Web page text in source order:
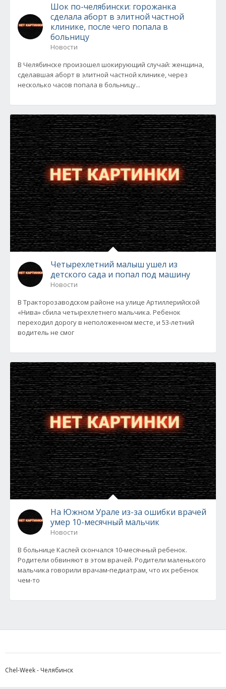
Шок по-челябински: горожанка
сделала аборт в элитной частной
клинике, после чего попала в
больницу
Новости
В Челябинске произошел шокирующий случай: женщина,
сделавшая аборт в элитной частной клинике, через
несколько часов попала в больницу...
Четырехлетний малыш ушел из
детского сада и попал под машину
Новости
В Тракторозаводском районе на улице Артиллерийской
«Нива» сбила четырехлетнего мальчика. Ребенок
переходил дорогу в неположенном месте, и 53-летний
водитель не смог
На Южном Урале из-за ошибки врачей
умер 10-месячный мальчик
Новости
В больнице Каслей скончался 10-месячный ребенок.
Родители обвиняют в этом врачей. Родители маленького
мальчика говорили врачам-педиатрам, что их ребенок
чем-то
Chel-Week - Челябинск